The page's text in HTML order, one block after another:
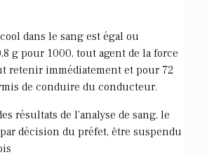
dans le sang est égal ou
g pour 1000, tout agent de la force
retenir immédiatement et pour 72
de conduire du conducteur.
résultats de l'analyse de sang, le
décision du préfet, être suspendu